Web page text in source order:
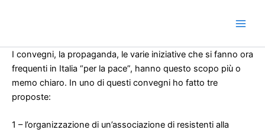
I convegni, la propaganda, le varie iniziative che si fanno ora
frequenti in Italia “per la pace”, hanno questo scopo più o
memo chiaro. In uno di questi convegni ho fatto tre
proposte:
1 – l’organizzazione di un’associazione di resistenti alla